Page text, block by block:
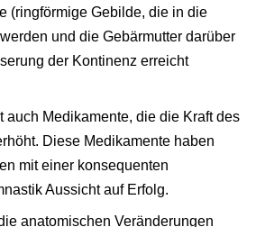
(ringförmige Gebilde, die in die
und die Gebärmutter darüber
der Kontinenz erreicht
auch Medikamente, die die Kraft des
Diese Medikamente haben
mit einer konsequenten
Aussicht auf Erfolg.
anatomischen Veränderungen